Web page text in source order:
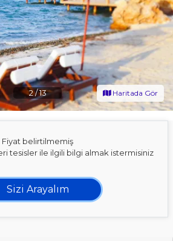
2/13 Haritada Gör
Fiyat belirtilmemiş
tesisler ile ilgili bilgi almak istermisiniz
Sizi Arayalım